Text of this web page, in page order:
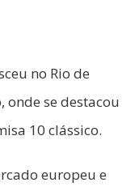
no Rio de
onde se destacou
10 clássico.
europeu e